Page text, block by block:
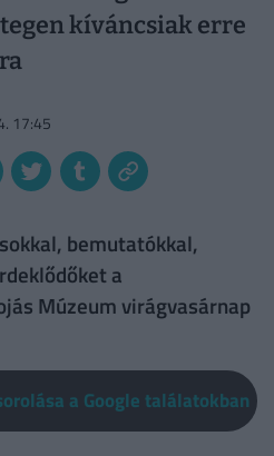
kíváncsiak erre
17:45
bemutatókkal,
a
Múzeum virágvasárnap
a Google találatokban